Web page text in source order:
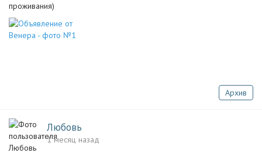
проживания)
Архив
Любовь
1 месяц назад